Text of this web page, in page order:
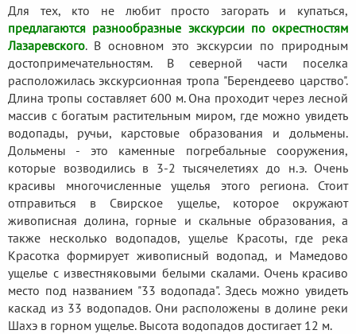
Для тех, кто не любит просто загорать и купаться,
предлагаются разнообразные экскурсии по окрестностям
Лазаревского. В основном это экскурсии по природным
достопримечательностям. В северной части поселка
расположилась экскурсионная тропа "Берендеево царство".
Длина тропы составляет 600 м. Она проходит через лесной
массив с богатым растительным миром, где можно увидеть
водопады, ручьи, карстовые образования и дольмены.
Дольмены - это каменные погребальные сооружения,
которые возводились в 3-2 тысячелетиях до н.э. Очень
красивы многочисленные ущелья этого региона. Стоит
отправиться в Свирское ущелье, которое окружают
живописная долина, горные и скальные образования, а
также несколько водопадов, ущелье Красоты, где река
Красотка формирует живописный водопад, и Мамедово
ущелье с известняковыми белыми скалами. Очень красиво
место под названием "33 водопада". Здесь можно увидеть
каскад из 33 водопадов. Они расположены в долине реки
Шахэ в горном ущелье. Высота водопадов достигает 12 м.